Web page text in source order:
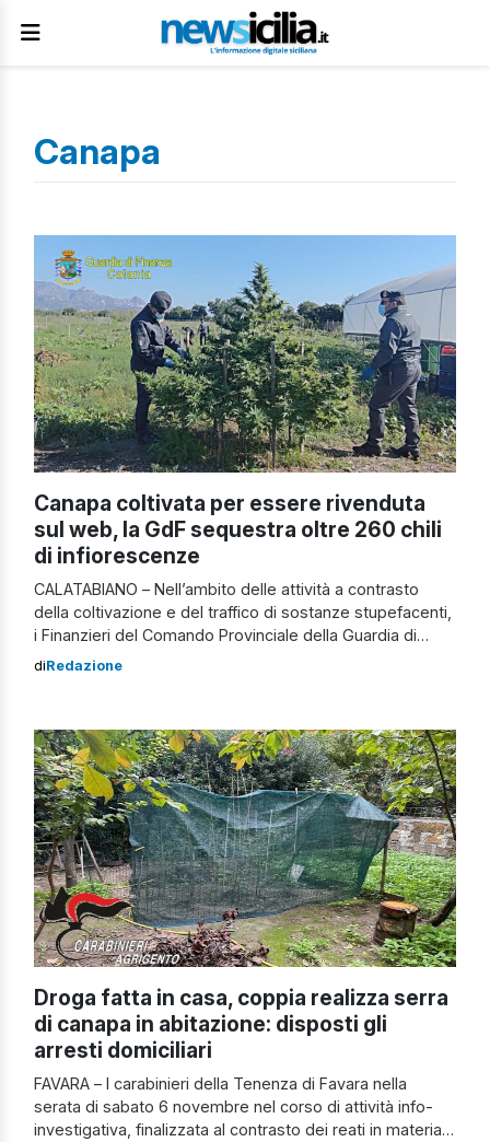
Canapa
Canapa coltivata per essere rivenduta
sul web, la GdF sequestra oltre 260 chili
di infiorescenze
CALATABIANO – Nell’ambito delle attività a contrasto
della coltivazione e del traffico di sostanze stupefacenti,
i Finanzieri del Comando Provinciale della Guardia di
Finanza di Catania hanno individuato e sottoposto a
sostanza e hanno denunciato alla Procura Distrettuale
[…]
diRedazione
Droga fatta in casa, coppia realizza serra
di canapa in abitazione: disposti gli
arresti domiciliari
FAVARA – I carabinieri della Tenenza di Favara nella
serata di sabato 6 novembre nel corso di attività info-
investigativa, finalizzata al contrasto dei reati in materia